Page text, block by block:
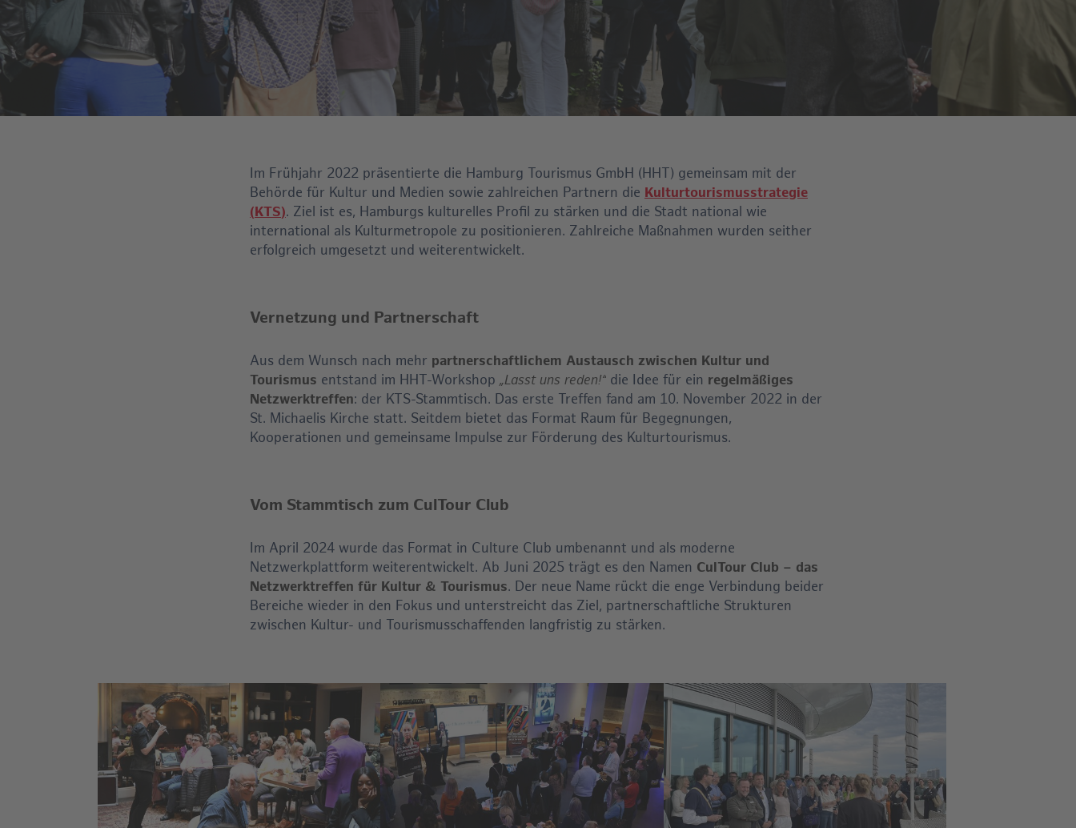
Im Frühjahr 2022 präsentierte die Hamburg Tourismus GmbH (HHT ) gemeinsam mit der
Behörde für Kultur und Medien sowie zahlreichen Partnern die Kulturtourismusstrategie
(KTS). Ziel ist es, Hamburgs kulturelles Profil zu stärken und die Stadt national wie
international als Kulturmetropole zu positionieren. Zahlreiche Maßnahmen wurden seither
erfolgreich umgesetzt und weiterentwickelt.
Vernetzung und Partnerschaft
Aus dem Wunsch nach mehr partnerschaftlichem Austausch zwischen Kultur und
Tourismus entstand im HHT-Workshop „Lasst uns reden!“ die Idee für ein regelmäßiges
Netzwerktreffen: der KTS-Stammtisch. Das erste Treffen fand am 10. November 2022 in der
St. Michaelis Kirche statt. Seitdem bietet das Format Raum für Begegnungen,
Kooperationen und gemeinsame Impulse zur Förderung des Kulturtourismus.
Vom Stammtisch zum CulTour Club
Im April 2024 wurde das Format in Culture Club umbenannt und als moderne
Netzwerkplattform weiterentwickelt. Ab Juni 2025 trägt es den Namen CulTour Club – das
Netzwerktreffen für Kultur & Tourismus. Der neue Name rückt die enge Verbindung beider
Bereiche wieder in den Fokus und unterstreicht das Ziel, partnerschaftliche Strukturen
zwischen Kultur- und Tourismusschaffenden langfristig zu stärken.